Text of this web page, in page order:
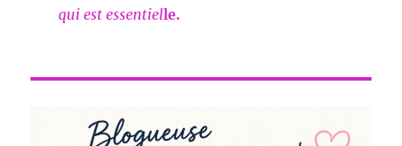
qui est essentielle.